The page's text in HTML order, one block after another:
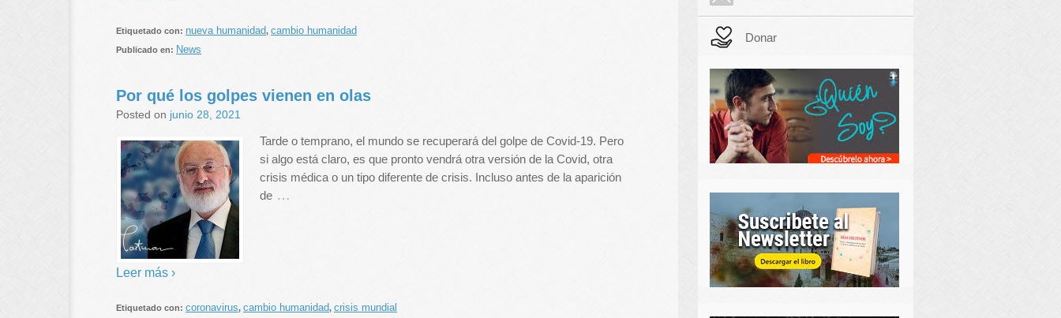
Etiquetado con: nueva humanidad, cambio humanidad
Publicado en: News
Por qué los golpes vienen en olas
Posted on junio 28, 2021
Tarde o temprano, el mundo se recuperará del golpe de Covid-19. Pero
si algo está claro, es que pronto vendrá otra versión de la Covid, otra
crisis médica o un tipo diferente de crisis. Incluso antes de la aparición
de …
Leer más ›
Etiquetado con: coronavirus, cambio humanidad, crisis mundial
Donar